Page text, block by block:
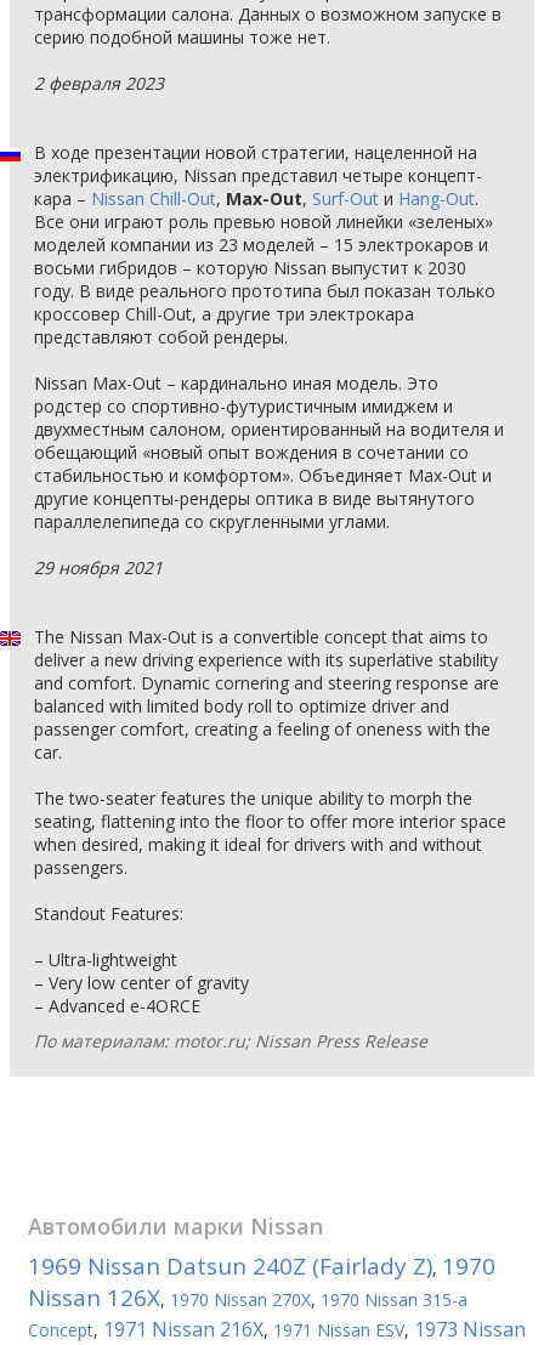
трансформации салона. Данных о возможном запуске в
серию подобной машины тоже нет.
2 февраля 2023
В ходе презентации новой стратегии, нацеленной на
электрификацию, Nissan представил четыре концепт-
кара – Nissan Chill-Out, Max-Out, Surf-Out и Hang-Out.
Все они играют роль превью новой линейки «зеленых»
моделей компании из 23 моделей – 15 электрокаров и
восьми гибридов – которую Nissan выпустит к 2030
году. В виде реального прототипа был показан только
кроссовер Chill-Out, а другие три электрокара
представляют собой рендеры.
Nissan Max-Out – кардинально иная модель. Это
родстер со спортивно-футуристичным имиджем и
двухместным салоном, ориентированный на водителя и
обещающий «новый опыт вождения в сочетании со
стабильностью и комфортом». Объединяет Max-Out и
другие концепты-рендеры оптика в виде вытянутого
параллелепипеда со скругленными углами.
29 ноября 2021
The Nissan Max-Out is a convertible concept that aims to
deliver a new driving experience with its superlative stability
and comfort. Dynamic cornering and steering response are
balanced with limited body roll to optimize driver and
passenger comfort, creating a feeling of oneness with the
car.
The two-seater features the unique ability to morph the
seating, flattening into the floor to offer more interior space
when desired, making it ideal for drivers with and without
passengers.
Standout Features:
– Ultra-lightweight
– Very low center of gravity
– Advanced e-4ORCE
По материалам: motor.ru; Nissan Press Release
Автомобили марки Nissan
1969 Nissan Datsun 240Z (Fairlady Z), 1970
Nissan 126X, 1970 Nissan 270X, 1970 Nissan 315-a
Concept, 1971 Nissan 216X, 1971 Nissan ESV, 1973 Nissan